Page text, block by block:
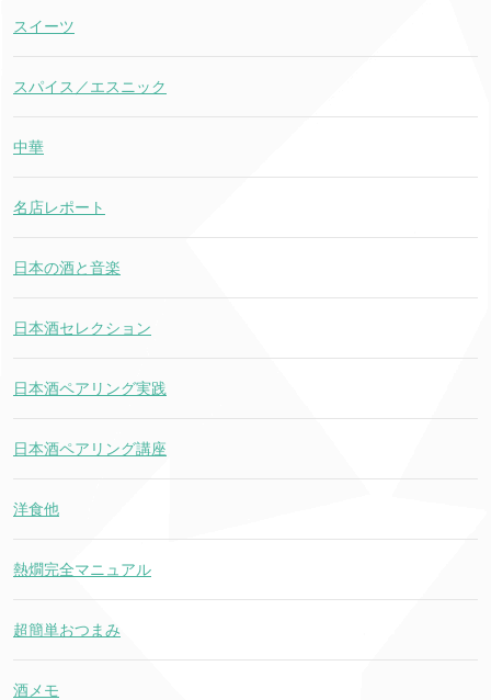
スイーツ
スパイス／エスニック
中華
名店レポート
日本の酒と音楽
日本酒セレクション
日本酒ペアリング実践
日本酒ペアリング講座
洋食他
熱燗完全マニュアル
超簡単おつまみ
酒メモ